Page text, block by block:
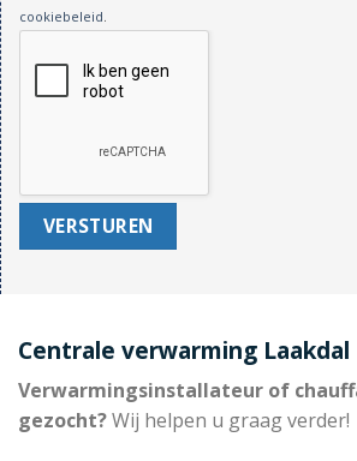
cookiebeleid.
Centrale verwarming Laakdal
Verwarmingsinstallateur of
gezocht?Wij helpen u graag verder!